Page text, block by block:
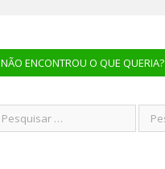
NÃO ENCONTROU O QUE QUERIA?